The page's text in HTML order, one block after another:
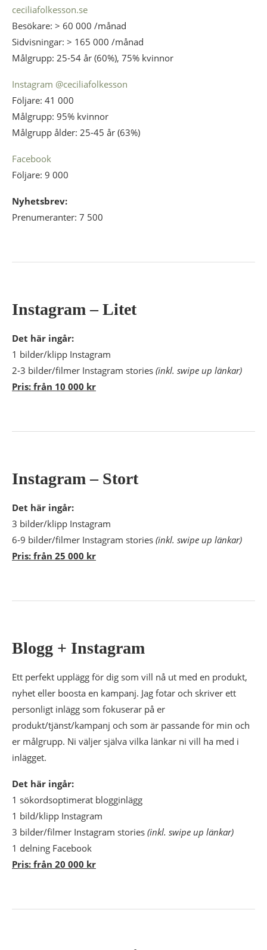
ceciliafolkesson.se
Besökare: > 60 000 /månad
Sidvisningar: > 165 000 /månad
Målgrupp: 25-54 år (60%), 75% kvinnor
Instagram @ceciliafolkesson
Följare: 41 000
Målgrupp: 95% kvinnor
Målgrupp ålder: 25-45 år (63%)
Facebook
Följare: 9 000
Nyhetsbrev:
Prenumeranter: 7 500
Instagram – Litet
Det här ingår:
1 bilder/klipp Instagram
2-3 bilder/filmer Instagram stories (inkl. swipe up länkar)
Pris: från 10 000 kr
Instagram – Stort
Det här ingår:
3 bilder/klipp Instagram
6-9 bilder/filmer Instagram stories (inkl. swipe up länkar)
Pris: från 25 000 kr
Blogg + Instagram
Ett perfekt upplägg för dig som vill nå ut med en produkt,
nyhet eller boosta en kampanj. Jag fotar och skriver ett
personligt inlägg som fokuserar på er
produkt/tjänst/kampanj och som är passande för min och
er målgrupp. Ni väljer själva vilka länkar ni vill ha med i
inlägget.
Det här ingår:
1 sökordsoptimerat blogginlägg
1 bild/klipp Instagram
3 bilder/filmer Instagram stories (inkl. swipe up länkar)
1 delning Facebook
Pris: från 20 000 kr